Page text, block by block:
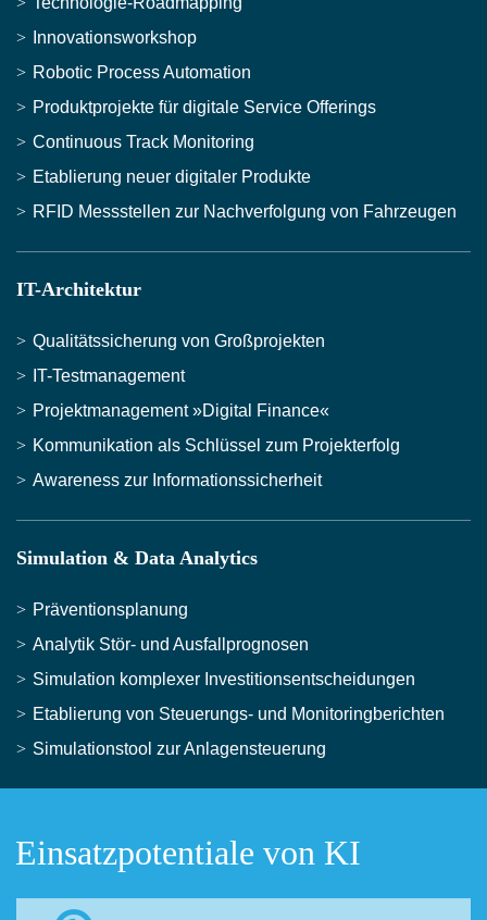
Innovationsworkshop
Robotic Process Automation
Produktprojekte für digitale Service Offerings
Continuous Track Monitoring
Etablierung neuer digitaler Produkte
RFID Messstellen zur Nachverfolgung von Fahrzeugen
IT-Architektur
Qualitätssicherung von Großprojekten
IT-Testmanagement
Projektmanagement »Digital Finance«
Kommunikation als Schlüssel zum Projekterfolg
Awareness zur Informationssicherheit
Simulation & Data Analytics
Präventionsplanung
Analytik Stör- und Ausfallprognosen
Simulation komplexer Investitionsentscheidungen
Etablierung von Steuerungs- und Monitoringberichten
Simulationstool zur Anlagensteuerung
Einsatzpotentiale von KI